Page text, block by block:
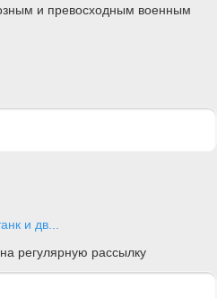
и превосходным военным
и дв...
регулярную рассылку